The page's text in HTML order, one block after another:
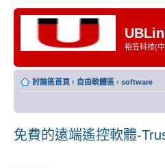
裕笠科技(
討論區首頁 ‹ 自由軟體區 ‹ software
免費的遠端遙控軟體-